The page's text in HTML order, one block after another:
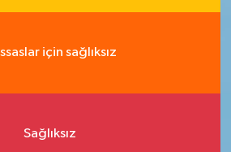
için sağlıksız
Sağlıksız